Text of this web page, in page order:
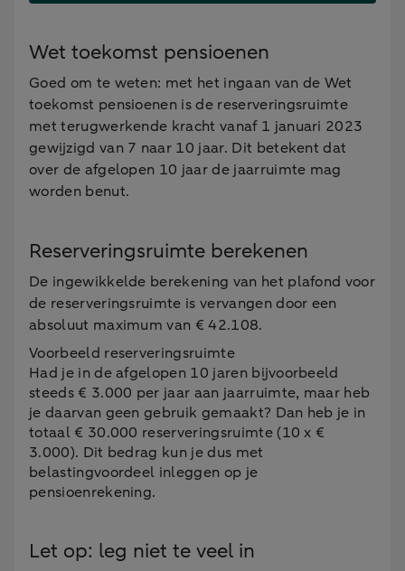
Wet toekomst pensioenen
Goed om te weten: met het ingaan van de Wet
toekomst pensioenen is de reserveringsruimte
met terugwerkende kracht vanaf 1 januari 2023
gewijzigd van 7 naar 10 jaar. Dit betekent dat
over de afgelopen 10 jaar de jaarruimte mag
worden benut.
Reserveringsruimte berekenen
De ingewikkelde berekening van het plafond voor
de reserveringsruimte is vervangen door een
absoluut maximum van € 42.108.
Voorbeeld reserveringsruimte
Had je in de afgelopen 10 jaren bijvoorbeeld
steeds € 3.000 per jaar aan jaarruimte, maar heb
je daarvan geen gebruik gemaakt? Dan heb je in
totaal € 30.000 reserveringsruimte (10 x €
3.000). Dit bedrag kun je dus met
belastingvoordeel inleggen op je
pensioenrekening.
Let op: leg niet te veel in